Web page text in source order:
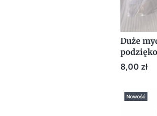
Duże
Cena
8,00 zł
Nowość